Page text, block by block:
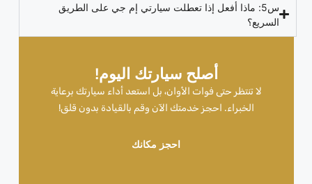
أصلح سيارتك اليوم!
لا تنتظر حتى فوات الأوان، بل استعد أداء سيارتك برعاية
الخبراء. احجز خدمتك الآن وقم بالقيادة بدون قلق!
احجز مكانك
س5: ماذا أفعل إذا تعطلت سيارتي إم جي على الطريق
السريع؟